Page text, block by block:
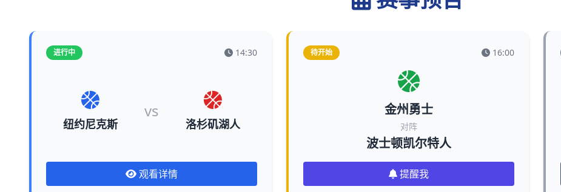
进行中 14:30
纽约尼克斯
vs
洛杉矶湖人
观看详情
待开始 16:00
金州勇士
对阵
波士顿凯尔特人
提醒我